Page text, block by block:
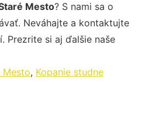
Mesto? S nami sa o
Neváhajte a kontaktujte
Prezrite si aj ďalšie naše
, Kopanie studne